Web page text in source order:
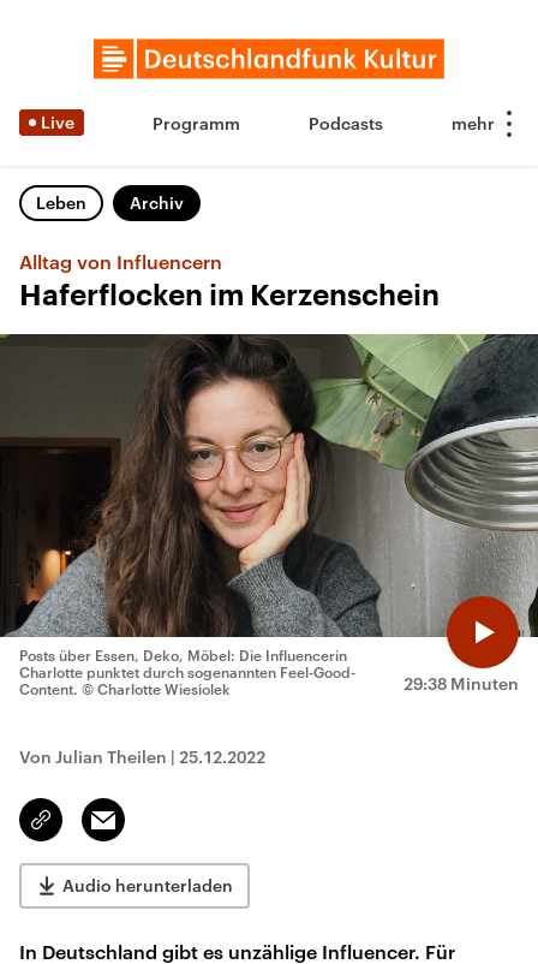
Live Programm Podcasts
Leben Archiv
Alltag von Influencern
Haferflocken im Kerzenschein
29:38 Minuten
Posts über Essen, Deko, Möbel: Die Influencerin
Charlotte punktet durch sogenannten Feel-Good-
Content. © Charlotte Wiesiolek
Von Julian Theilen | 25.12.2022
Link
kopieren/teilen
Email
Audio herunterladen
In Deutschland gibt es unzählige Influencer. Für